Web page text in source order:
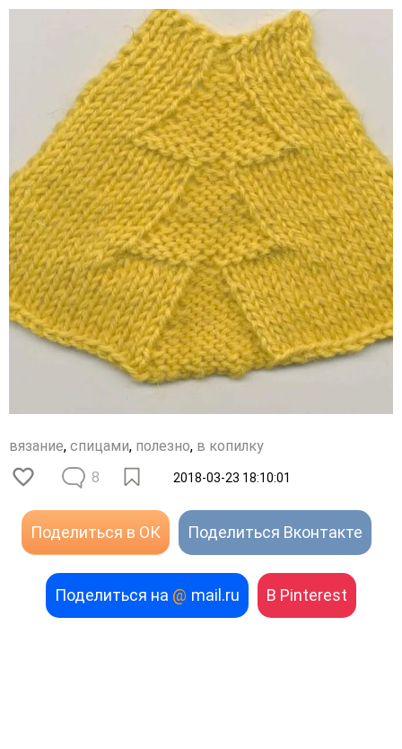
вязание, спицами, полезно, в копилку
8
2018-03-23 18:10:01
Поделиться в ОК Поделиться Вконтакте
Поделиться на @ mail.ru В Pinterest